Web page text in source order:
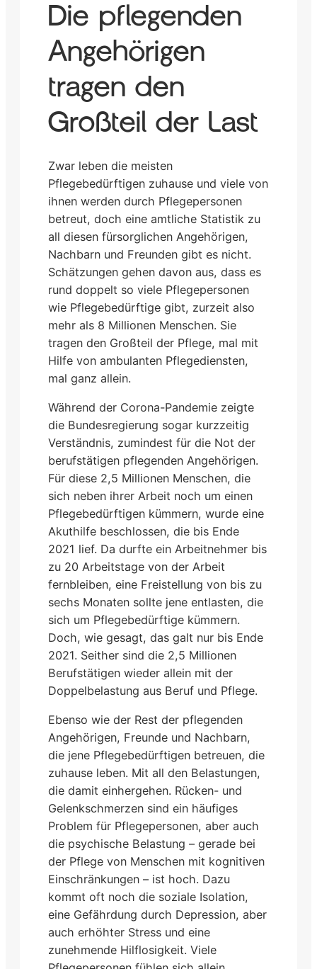
Die pflegenden
Angehörigen
tragen den
Großteil der Last
Zwar leben die meisten
Pflegebedürftigen zuhause und viele von
ihnen werden durch Pflegepersonen
betreut, doch eine amtliche Statistik zu
all diesen fürsorglichen Angehörigen,
Nachbarn und Freunden gibt es nicht.
Schätzungen gehen davon aus, dass es
rund doppelt so viele Pflegepersonen
wie Pflegebedürftige gibt, zurzeit also
mehr als 8 Millionen Menschen. Sie
tragen den Großteil der Pflege, mal mit
Hilfe von ambulanten Pflegediensten,
mal ganz allein.
Während der Corona-Pandemie zeigte
die Bundesregierung sogar kurzzeitig
Verständnis, zumindest für die Not der
berufstätigen pflegenden Angehörigen.
Für diese 2,5 Millionen Menschen, die
sich neben ihrer Arbeit noch um einen
Pflegebedürftigen kümmern, wurde eine
Akuthilfe beschlossen, die bis Ende
2021 lief. Da durfte ein Arbeitnehmer bis
zu 20 Arbeitstage von der Arbeit
fernbleiben, eine Freistellung von bis zu
sechs Monaten sollte jene entlasten, die
sich um Pflegebedürftige kümmern.
Doch, wie gesagt, das galt nur bis Ende
2021. Seither sind die 2,5 Millionen
Berufstätigen wieder allein mit der
Doppelbelastung aus Beruf und Pflege.
Ebenso wie der Rest der pflegenden
Angehörigen, Freunde und Nachbarn,
die jene Pflegebedürftigen betreuen, die
zuhause leben. Mit all den Belastungen,
die damit einhergehen. Rücken- und
Gelenkschmerzen sind ein häufiges
Problem für Pflegepersonen, aber auch
die psychische Belastung – gerade bei
der Pflege von Menschen mit kognitiven
Einschränkungen – ist hoch. Dazu
kommt oft noch die soziale Isolation,
eine Gefährdung durch Depression, aber
auch erhöhter Stress und eine
zunehmende Hilflosigkeit. Viele